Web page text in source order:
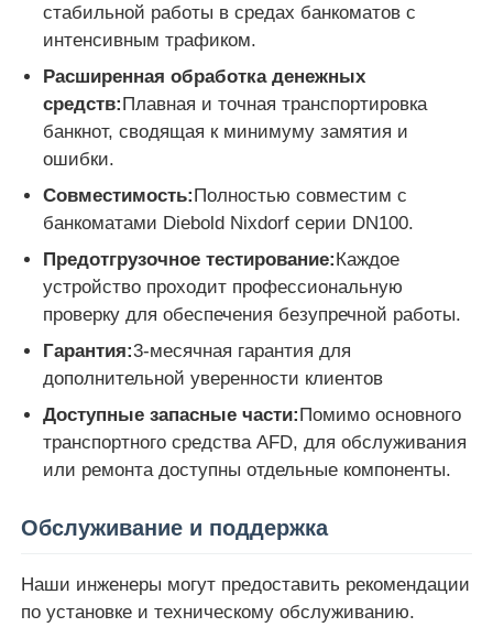
Запасные части для банкоматов
Банкомат
Переработчик монет
стабильной работы в средах банкоматов с
интенсивным трафиком.
Расширенная обработка денежных
средств:Плавная и точная транспортировка
банкнот, сводящая к минимуму замятия и
ошибки.
Совместимость:Полностью совместим с
банкоматами Diebold Nixdorf серии DN100.
Предотгрузочное тестирование:Каждое
устройство проходит профессиональную
проверку для обеспечения безупречной работы.
Гарантия:3-месячная гарантия для
дополнительной уверенности клиентов
Доступные запасные части:Помимо основного
транспортного средства AFD, для обслуживания
или ремонта доступны отдельные компоненты.
Обслуживание и поддержка
Наши инженеры могут предоставить рекомендации
по установке и техническому обслуживанию.